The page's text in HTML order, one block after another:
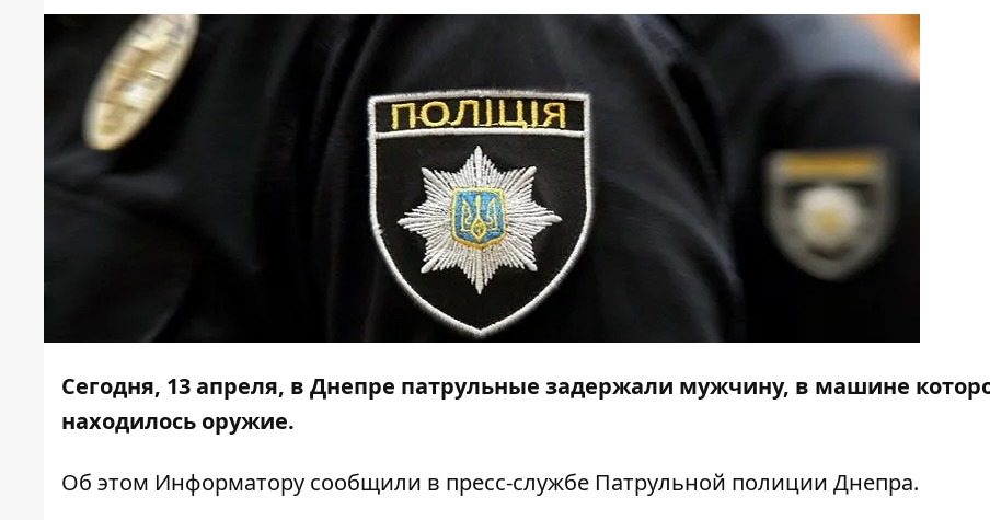
Сегодня, 13 апреля, в Днепре патрульные задержали мужчину, в машине
находилось оружие.
Об этом Информатору сообщили в пресс-службе Патрульной полиции Днепра.